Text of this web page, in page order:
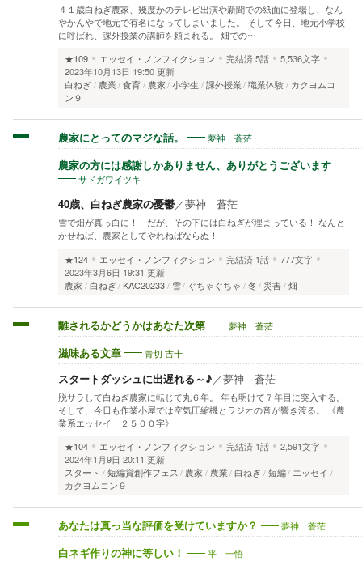
４１歳白ねぎ農家、幾度かのテレビ出演や新聞での紙面に登場し、なん
やかんやで地元で有名になってしまいました。 そして今日、地元小学校
に呼ばれ、課外授業の講師を頼まれる。 畑での…
★109
エッセイ・ノンフィクション 完結済5話
5,536文字
2023年10月13日 19:50 更新
白ねぎ
農業 食育 農家 小学生 課外授業 職業体験
カクヨムコ
ン９
農家にとってのマジな話。 夢神 蒼茫
農家の方には感謝しかありません、ありがとうございます
サドガワイツキ
40歳、白ねぎ農家の憂鬱／夢神 蒼茫
雪で畑が真っ白に！ だが、その下には白ねぎが埋まっている！ なんと
かせねば、農家としてやれねばならぬ！
★124
エッセイ・ノンフィクション 完結済 1話
777文字
2023年3月6日 19:31 更新
農家
白ねぎ KAC20233 雪 ぐちゃぐちゃ 冬 災害 畑
離されるかどうかはあなた次第 夢神 蒼茫
滋味ある文章 青切 吉十
スタートダッシュに出遅れる～♪ ／夢神 蒼茫
脱サラして白ねぎ農家に転じて丸６年。 年も明けて７年目に突入する。
そして、今日も作業小屋では空気圧縮機とラジオの音が響き渡る。 《農
業系エッセイ ２５００字》
★104
エッセイ・ノンフィクション 完結済 1話
2,591文字
2024年1月9日 20:11 更新
スタート
短編賞創作フェス 農家 農業 白ねぎ 短編 エッセイ
カクヨムコン９
あなたは真っ当な評価を受けていますか？ 夢神 蒼茫
白ネギ作りの神に等しい！ 平 一悟